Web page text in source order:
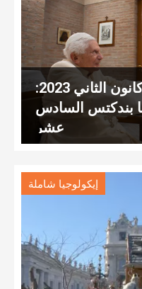
عناوين نشرة الاثنين 2 كانون الثاني 2023:
بندكتس السادس
عشر
إيكولوجيا شاملة